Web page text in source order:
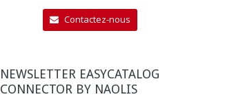
Contactez-nous
NEWSLETTER EASYCATALOG
CONNECTOR BY NAOLIS